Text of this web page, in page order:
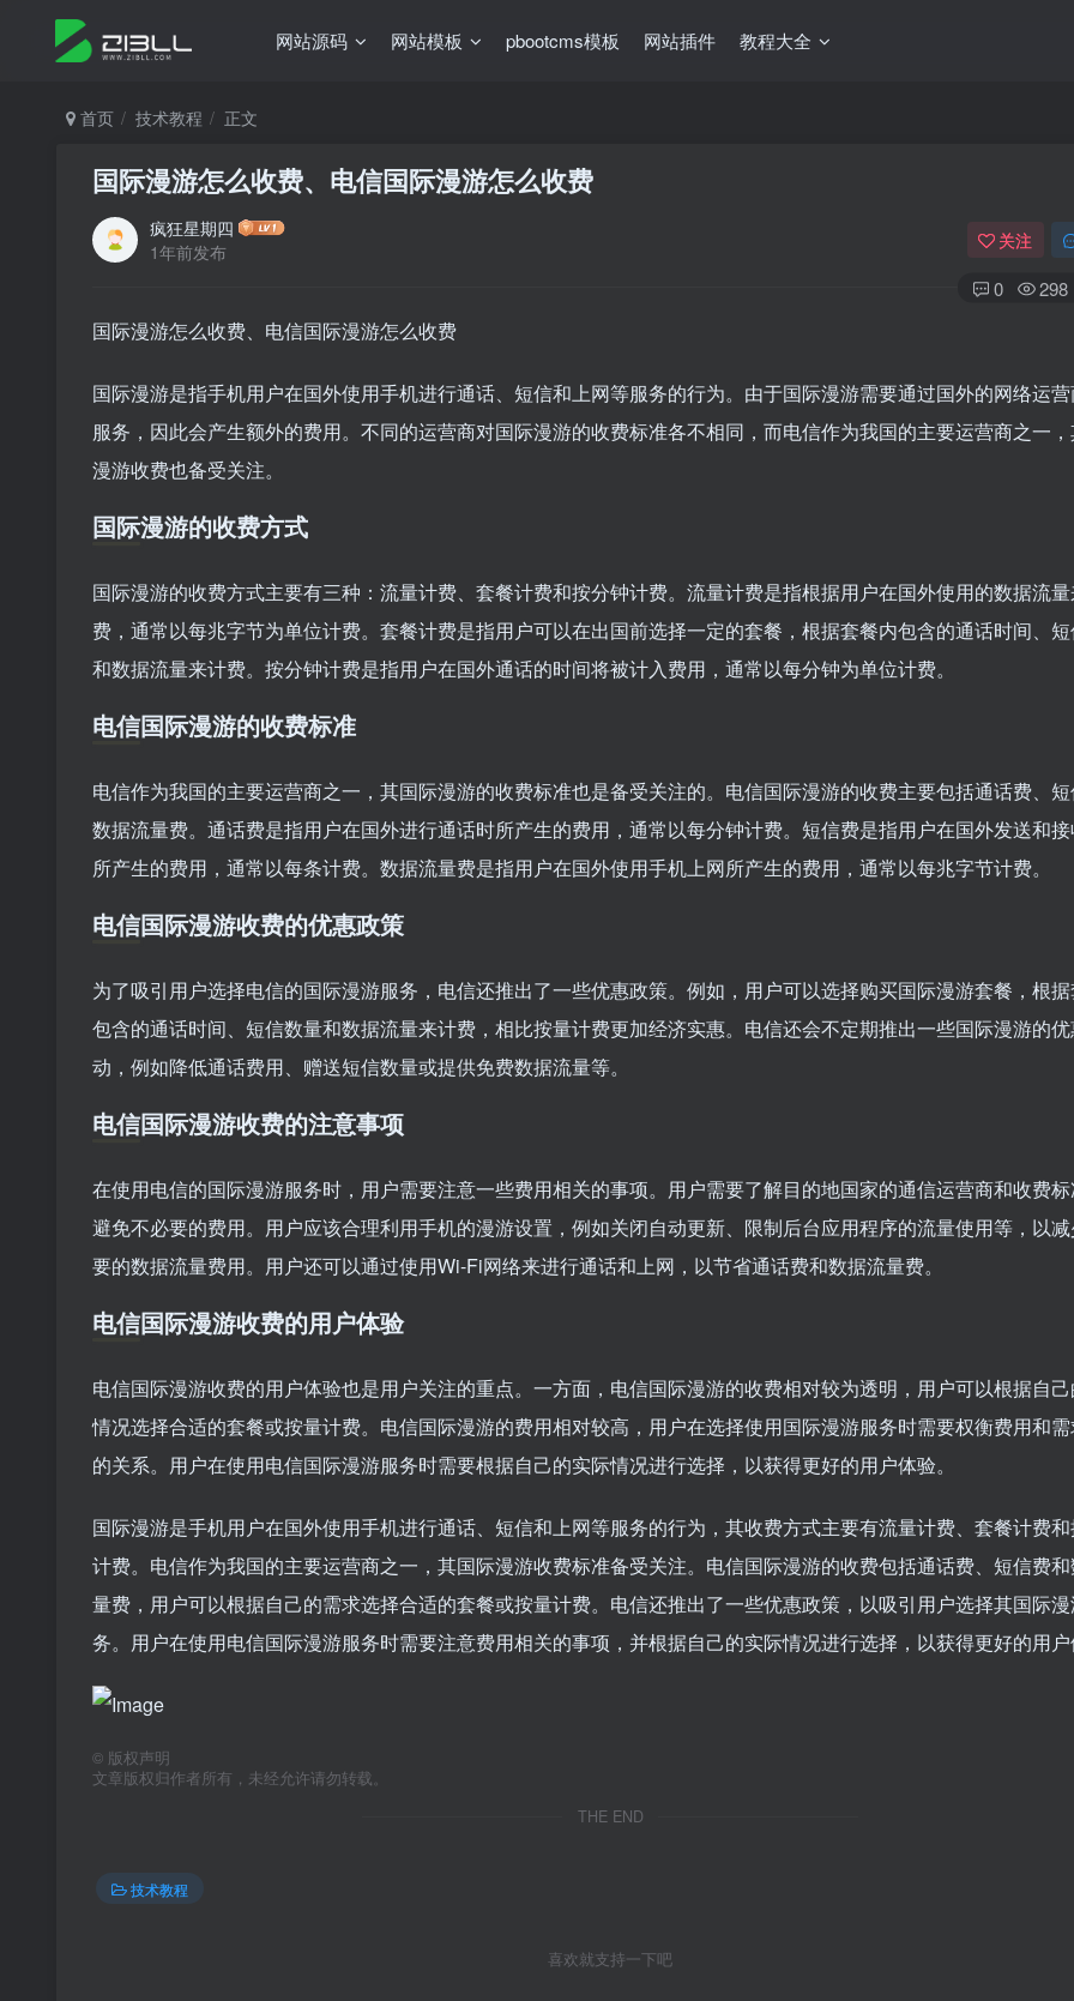
网站源码 网站模板 pbootcms模板 网站插件 教程大全
首页 技术教程 正文
国际漫游怎么收费、电信国际漫游怎么收费
疯狂星期四
1年前发布
关注
0 298
国际漫游怎么收费、电信国际漫游怎么收费
国际漫游是指手机用户在国外使用手机进行通话、短信和上网等服务的行为。由于国际漫游需要通过国外的网络运
服务，因此会产生额外的费用。不同的运营商对国际漫游的收费标准各不相同，而电信作为我国的主要运营商之一
漫游收费也备受关注。
国际漫游的收费方式
国际漫游的收费方式主要有三种：流量计费、套餐计费和按分钟计费。流量计费是指根据用户在国外使用的数据流
费，通常以每兆字节为单位计费。套餐计费是指用户可以在出国前选择一定的套餐，根据套餐内包含的通话时间、
和数据流量来计费。按分钟计费是指用户在国外通话的时间将被计入费用，通常以每分钟为单位计费。
电信国际漫游的收费标准
电信作为我国的主要运营商之一，其国际漫游的收费标准也是备受关注的。电信国际漫游的收费主要包括通话费、
数据流量费。通话费是指用户在国外进行通话时所产生的费用，通常以每分钟计费。短信费是指用户在国外发送和
所产生的费用，通常以每条计费。数据流量费是指用户在国外使用手机上网所产生的费用，通常以每兆字节计费。
电信国际漫游收费的优惠政策
为了吸引用户选择电信的国际漫游服务，电信还推出了一些优惠政策。例如，用户可以选择购买国际漫游套餐，根
包含的通话时间、短信数量和数据流量来计费，相比按量计费更加经济实惠。电信还会不定期推出一些国际漫游的
动，例如降低通话费用、赠送短信数量或提供免费数据流量等。
电信国际漫游收费的注意事项
在使用电信的国际漫游服务时，用户需要注意一些费用相关的事项。用户需要了解目的地国家的通信运营商和收费
避免不必要的费用。用户应该合理利用手机的漫游设置，例如关闭自动更新、限制后台应用程序的流量使用等，以
要的数据流量费用。用户还可以通过使用Wi-Fi网络来进行通话和上网，以节省通话费和数据流量费。
电信国际漫游收费的用户体验
电信国际漫游收费的用户体验也是用户关注的重点。一方面，电信国际漫游的收费相对较为透明，用户可以根据自
情况选择合适的套餐或按量计费。电信国际漫游的费用相对较高，用户在选择使用国际漫游服务时需要权衡费用和
的关系。用户在使用电信国际漫游服务时需要根据自己的实际情况进行选择，以获得更好的用户体验。
国际漫游是手机用户在国外使用手机进行通话、短信和上网等服务的行为，其收费方式主要有流量计费、套餐计费
计费。电信作为我国的主要运营商之一，其国际漫游收费标准备受关注。电信国际漫游的收费包括通话费、短信费
量费，用户可以根据自己的需求选择合适的套餐或按量计费。电信还推出了一些优惠政策，以吸引用户选择其国际
务。用户在使用电信国际漫游服务时需要注意费用相关的事项，并根据自己的实际情况进行选择，以获得更好的用
© 版权声明
文章版权归作者所有，未经允许请勿转载。
THE END
技术教程
喜欢就支持一下吧